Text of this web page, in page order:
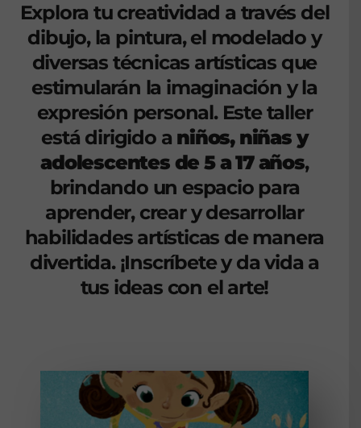
Explora tu creatividad a través del
dibujo, la pintura, el modelado y
diversas técnicas artísticas que
estimularán la imaginación y la
expresión personal. Este taller
está dirigido a niños, niñas y
adolescentes de 5 a 17 años,
brindando un espacio para
aprender, crear y desarrollar
habilidades artísticas de manera
divertida. ¡Inscríbete y da vida a
tus ideas con el arte!